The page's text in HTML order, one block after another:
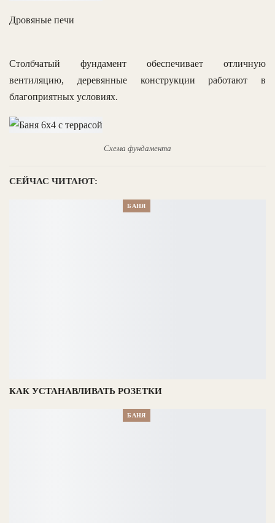
Дровяные печи
Столбчатый фундамент обеспечивает отличную
вентиляцию, деревянные конструкции работают в
благоприятных условиях.
Схема фундамента
СЕЙЧАС ЧИТАЮТ:
БАНЯ
КАК УСТАНАВЛИВАТЬ РОЗЕТКИ
БАНЯ